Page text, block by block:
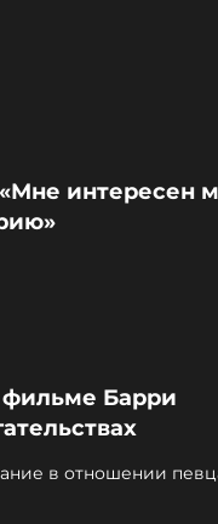
интересен
Барри
в отношении